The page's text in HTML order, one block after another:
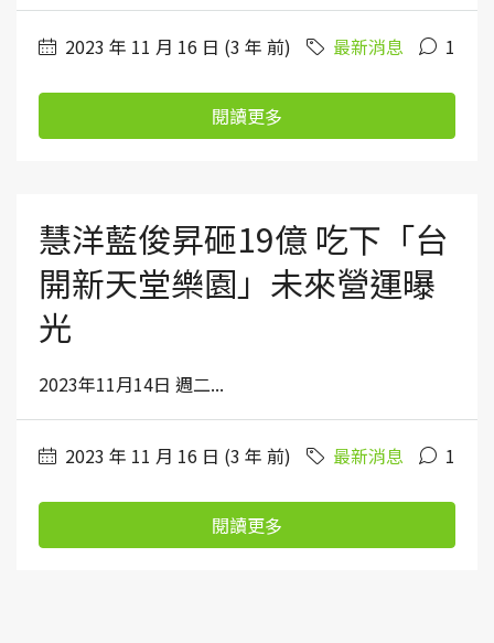
2023 年 11 月 16 日 (3 年 前) 最新消息 1
閱讀更多
慧洋藍俊昇砸19億 吃下「台
開新天堂樂園」未來營運曝
光
2023年11月14日 週二...
2023 年 11 月 16 日 (3 年 前) 最新消息 1
閱讀更多